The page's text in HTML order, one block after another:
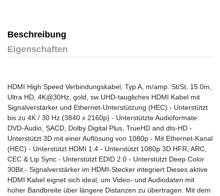
Beschreibung
Eigenschaften
HDMI High Speed Verbindungskabel, Typ A, m/amp. St/St, 15.0m,
Ultra HD, 4K@30Hz, gold, sw UHD-taugliches HDMI Kabel mit
Signalverstärker und Ethernet-Unterstützung (HEC) - Unterstützt
bis zu 4K / 30 Hz (3840 x 2160p) - Unterstützte Audioformate:
DVD-Audio, SACD, Dolby Digital Plus, TrueHD and dts-HD -
Unterstützt 3D mit einer Auflösung von 1080p - Mit Ethernet-Kanal
(HEC) - Unterstützt HDMI 1.4 - Unterstützt 1080p 3D HFR, ARC,
CEC & Lip Sync - Unterstützt EDID 2.0 - Unterstützt Deep Color
30Bit - Signalverstärker im HDMI-Stecker integriert Dieses aktive
HDMI Kabel eignet sich ideal, um Video- und Audiodaten mit
hoher Bandbreite über längere Distanzen zu übertragen. Mit dem